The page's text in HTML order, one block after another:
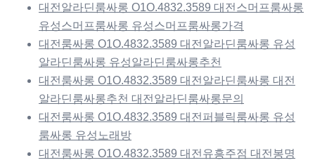
대전알라딘룸싸롱 O1O.4832.3589 대전스머프룸싸롱
유성스머프룸싸롱 유성스머프룸싸롱가격
대전룸싸롱 O1O.4832.3589 대전알라딘룸싸롱 유성
알라딘룸싸롱 유성알라딘룸싸롱추천
대전룸싸롱 O1O.4832.3589 대전알라딘룸싸롱 대전
알라딘룸싸롱추천 대전알라딘룸싸롱문의
대전룸싸롱 O1O.4832.3589 대전퍼블릭룸싸롱 유성
룸싸롱 유성노래방
대전룸싸롱 O1O.4832.3589 대전유흥주점 대전봉명